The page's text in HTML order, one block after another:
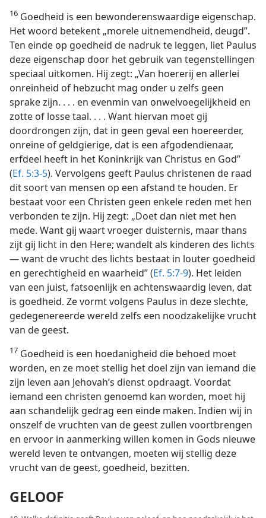
16 Goedheid is een bewonderenswaardige eigenschap.
Het woord betekent „morele uitnemendheid, deugd”.
Ten einde op goedheid de nadruk te leggen, liet Paulus
deze eigenschap door het gebruik van tegenstellingen
speciaal uitkomen. Hij zegt: „Van hoererij en allerlei
onreinheid of hebzucht mag onder u zelfs geen
sprake zijn. . . . en evenmin van onwelvoegelijkheid en
zotte of losse taal. . . . Want hiervan moet gij
doordrongen zijn, dat in geen geval een hoereerder,
onreine of geldgierige, dat is een afgodendienaar,
erfdeel heeft in het Koninkrijk van Christus en God”
(Ef. 5:3-5). Vervolgens geeft Paulus christenen de raad
dit soort van mensen op een afstand te houden. Er
bestaat voor een Christen geen enkele reden met hen
verbonden te zijn. Hij zegt: „Doet dan niet met hen
mede. Want gij waart vroeger duisternis, maar thans
zijt gij licht in den Here; wandelt als kinderen des lichts
— want de vrucht des lichts bestaat in louter goedheid
en gerechtigheid en waarheid” (Ef. 5:7-9). Het leiden
van een juist, fatsoenlijk en achtenswaardig leven, dat
is goedheid. Ze vormt volgens Paulus in deze slechte,
gedegenereerde wereld zelfs een noodzakelijke vrucht
van de geest.
17 Goedheid is een hoedanigheid die behoed moet
worden, en ze moet stellig het doel zijn van iemand die
zijn leven aan Jehovah’s dienst opdraagt. Voordat
iemand een christen genoemd kan worden, moet hij
aan schandelijk gedrag een einde maken. Indien wij in
onszelf de vruchten van de geest zullen voortbrengen
en ervoor in aanmerking willen komen in Gods nieuwe
wereld leven te ontvangen, moeten wij stellig deze
vrucht van de geest, goedheid, bezitten.
GELOOF